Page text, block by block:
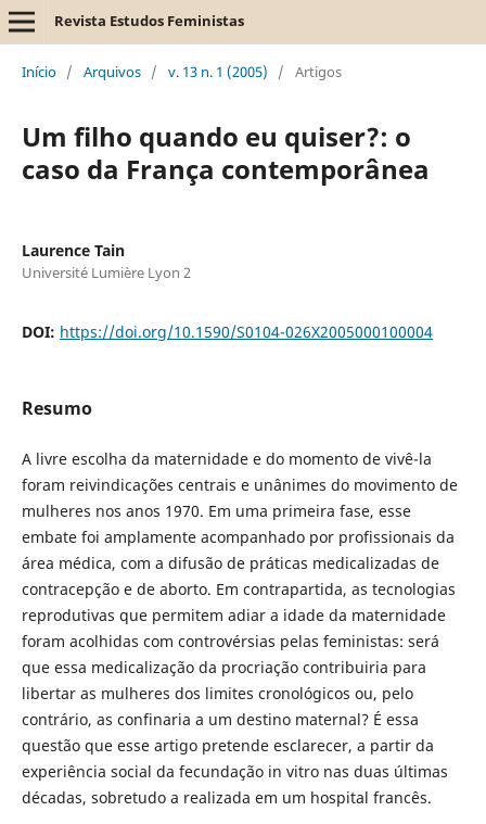
Revista Estudos Feministas
Início / Arquivos / v. 13 n. 1 (2005) / Artigos
Um filho quando eu quiser?: o
caso da França contemporânea
Laurence Tain
Université Lumière Lyon 2
DOI: https://doi.org/10.1590/S0104-026X2005000100004
Resumo
A livre escolha da maternidade e do momento de vivê-la
foram reivindicações centrais e unânimes do movimento de
mulheres nos anos 1970. Em uma primeira fase, esse
embate foi amplamente acompanhado por profissionais da
área médica, com a difusão de práticas medicalizadas de
contracepção e de aborto. Em contrapartida, as tecnologias
reprodutivas que permitem adiar a idade da maternidade
foram acolhidas com controvérsias pelas feministas: será
que essa medicalização da procriação contribuiria para
libertar as mulheres dos limites cronológicos ou, pelo
contrário, as confinaria a um destino maternal? É essa
questão que esse artigo pretende esclarecer, a partir da
experiência social da fecundação in vitro nas duas últimas
décadas, sobretudo a realizada em um hospital francês.